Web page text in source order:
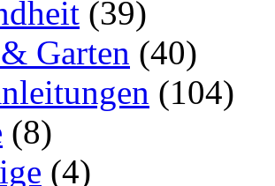
(39)
Garten (40)
(104)
(8)
(4)